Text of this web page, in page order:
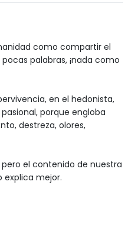
como compartir el
palabras, ¡nada como
en el hedonista,
porque engloba
destreza, olores,
el contenido de nuestra
mejor.